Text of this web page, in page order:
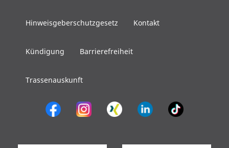
Hinweisgeberschutzgesetz Kontakt
Kündigung Barrierefreiheit
Trassenauskunft